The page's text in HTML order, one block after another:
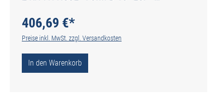
406,69 €*
Preise inkl. MwSt. zzgl. Versandkosten
In den Warenkorb